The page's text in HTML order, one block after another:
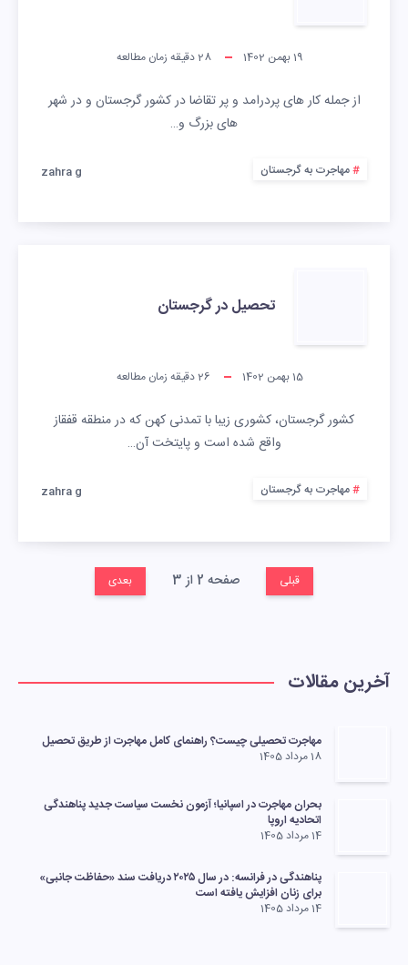
19 بهمن 1402 28دقیقه زمان مطالعه
از جمله کار های پردرامد و پر تقاضا در کشور گرجستان و در شهر
های بزرگ و…
مهاجرت به گرجستان zahra g
تحصیل در گرجستان
15 بهمن 1402 26دقیقه زمان مطالعه
کشور گرجستان، کشوری زیبا با تمدنی کهن که در منطقه قفقاز
واقع شده است و پایتخت آن…
مهاجرت به گرجستان zahra g
قبلی صفحه 2 از 3 بعدی
آخرین مقالات
مهاجرت تحصیلی چیست؟ راهنمای کامل مهاجرت از طریق تحصیل
18 مرداد 1405
بحران مهاجرت در اسپانیا؛ آزمون نخست سیاست جدید پناهندگی
اتحادیه اروپا
14 مرداد 1405
پناهندگی در فرانسه: در سال ۲۰۲۵ دریافت سند «حفاظت جانبی»
برای زنان افزایش یافته است
14 مرداد 1405